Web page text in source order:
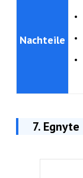
Nachteile
7. Egnyte